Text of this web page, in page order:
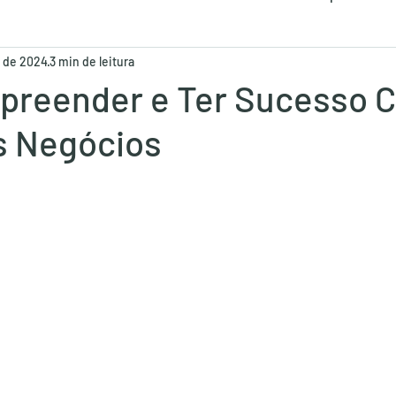
Humano
e Ter Sucesso
Negócios
de 20243 min de leitura